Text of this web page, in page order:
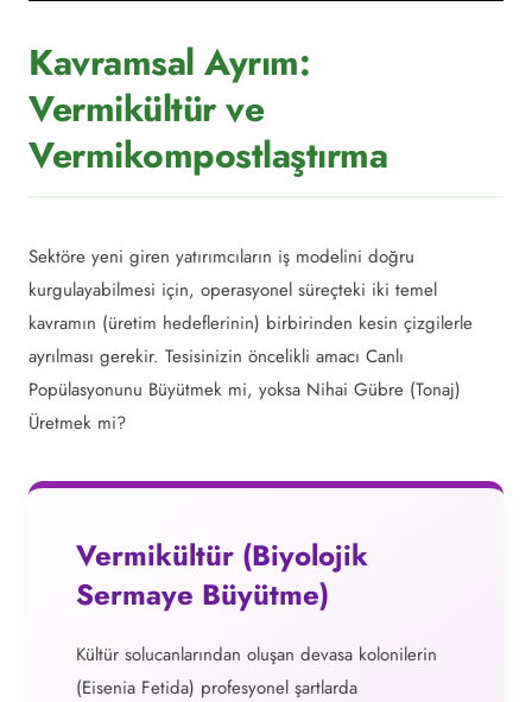
Kavramsal Ayrım:
Vermikültür ve
Vermikompostlaştırma
Sektöre yeni giren yatırımcıların iş modelini doğru
kurgulayabilmesi için, operasyonel süreçteki iki temel
kavramın (üretim hedeflerinin) birbirinden kesin çizgilerle
ayrılması gerekir. Tesisinizin öncelikli amacı Canlı
Popülasyonunu Büyütmek mi, yoksa Nihai Gübre (Tonaj)
Üretmek mi?
Vermikültür (Biyolojik
Sermaye Büyütme)
Kültür solucanlarından oluşan devasa kolonilerin
(Eisenia Fetida) profesyonel şartlarda